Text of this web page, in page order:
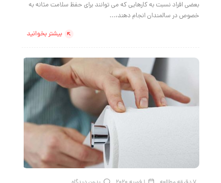
بعضی افراد نسبت به کارهایی که می توانند برای حفظ سلامت مثانه به
خصوص در سالمندان انجام دهند،...
بیشتر بخوانید